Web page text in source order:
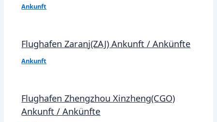
Ankunft
Flughafen Zaranj(ZAJ) Ankunft / Ankünfte
Ankunft
Flughafen Zhengzhou Xinzheng(CGO)
Ankunft / Ankünfte